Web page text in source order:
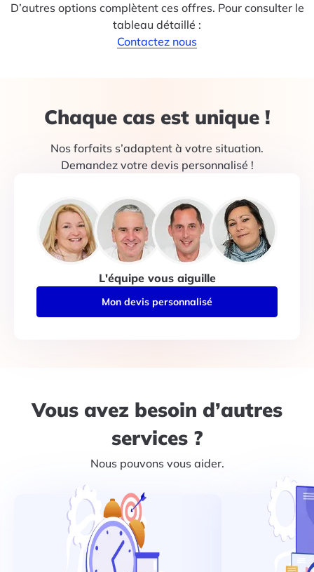
D’autres options complètent ces offres. Pour consulter le
tableau détaillé :
Contactez nous
Chaque cas est unique !
Nos forfaits s’adaptent à votre situation.
Demandez votre devis personnalisé !
L'équipe vous aiguille
Mon devis personnalisé
Vous avez besoin d’autres
services ?
Nous pouvons vous aider.